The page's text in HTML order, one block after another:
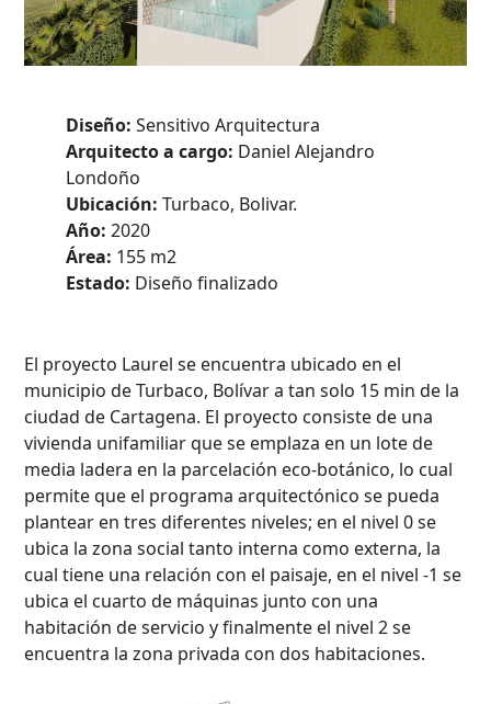
Diseño: Sensitivo Arquitectura
Arquitecto a cargo: Daniel Alejandro
Londoño
Ubicación: Turbaco, Bolivar.
Año: 2020
Área: 155 m2
Estado: Diseño finalizado
El proyecto Laurel se encuentra ubicado en el
municipio de Turbaco, Bolívar a tan solo 15 min de la
ciudad de Cartagena. El proyecto consiste de una
vivienda unifamiliar que se emplaza en un lote de
media ladera en la parcelación eco-botánico, lo cual
permite que el programa arquitectónico se pueda
plantear en tres diferentes niveles; en el nivel 0 se
ubica la zona social tanto interna como externa, la
cual tiene una relación con el paisaje, en el nivel -1 se
ubica el cuarto de máquinas junto con una
habitación de servicio y finalmente el nivel 2 se
encuentra la zona privada con dos habitaciones.